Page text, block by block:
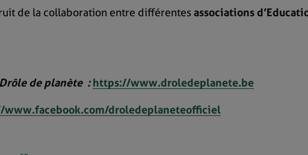
de la collaboration entre différentesassociations
de planète :https://www.droledeplanete.be
www.facebook.com/droledeplaneteofficiel